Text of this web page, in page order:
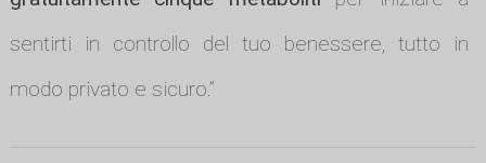
sentirti in controllo del tuo benessere, tutto in
modo privato e sicuro.”